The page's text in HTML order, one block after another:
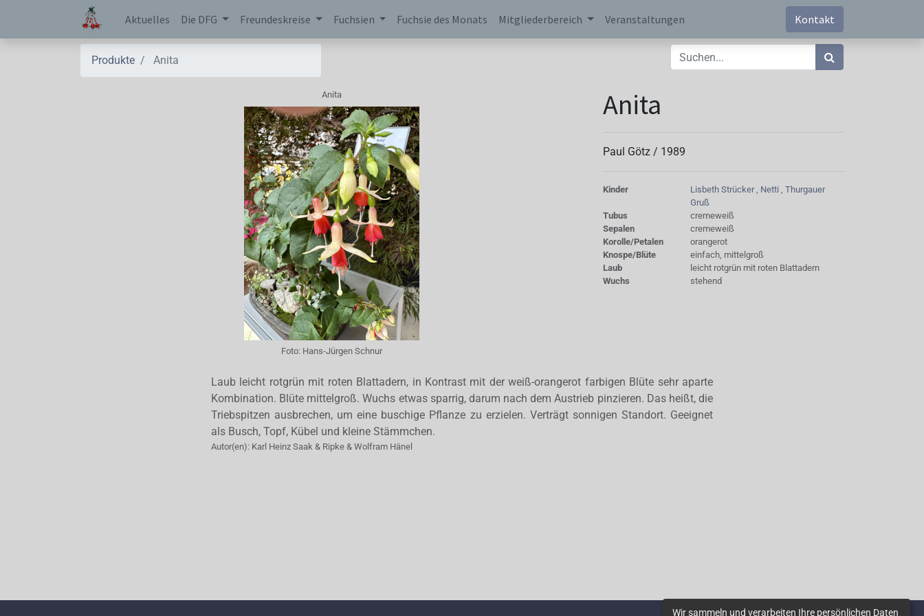
Aktuelles Die DFG Freundeskreise Fuchsien Fuchsie des Monats Mitgliederbereich Veranstaltungen Kontakt
Produkte Anita
Anita
Foto: Hans-Jürgen Schnur
Anita
Paul Götz / 1989
Kinder Lisbeth Strücker, Netti , Thurgauer
Gruß
Tubus
cremeweiß
Sepalen
cremeweiß
Korolle/Petalen
orangerot
Knospe/Blüte
einfach, mittelgroß
Laub
leicht rotgrün mit roten Blattadern
Wuchs
stehend
Laub leicht rotgrün mit roten Blattadern, in Kontrast mit der weiß-orangerot farbigen Blüte sehr aparte
Kombination. Blüte mittelgroß. Wuchs etwas sparrig, darum nach dem Austrieb pinzieren. Das heißt, die
Triebspitzen ausbrechen, um eine buschige Pflanze zu erzielen. Verträgt sonnigen Standort. Geeignet
als Busch, Topf, Kübel und kleine Stämmchen.
Autor(en): Karl Heinz Saak & Ripke & Wolfram Hänel
Wir sammeln und verarbeiten Ihre persönlichen Daten